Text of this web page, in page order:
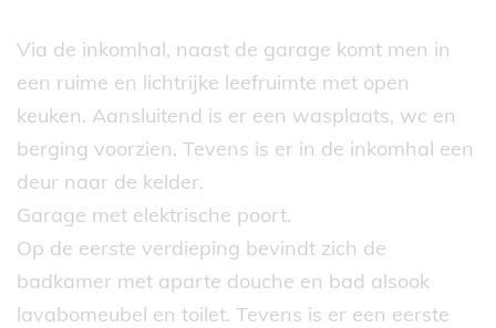
Via de inkomhal, naast de garage komt men in
een ruime en lichtrijke leefruimte met open
keuken. Aansluitend is er een wasplaats, wc en
berging voorzien. Tevens is er in de inkomhal een
deur naar de kelder.
Garage met elektrische poort.
Op de eerste verdieping bevindt zich de
badkamer met aparte douche en bad alsook
lavabomeubel en toilet. Tevens is er een eerste